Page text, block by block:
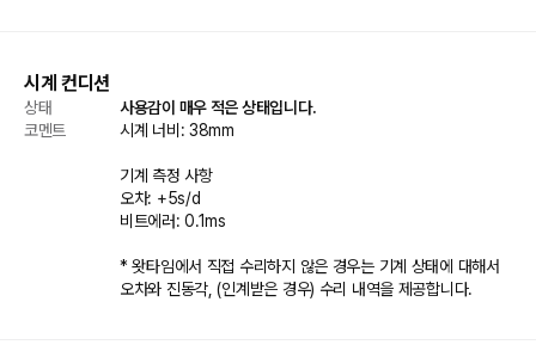
시계 컨디션
상태
사용감이 매우 적은 상태입니다.
코멘트
시계 너비: 38mm
기계 측정 사항
오차: +5s/d
비트에러: 0.1ms
* 왓타임에서 직접 수리하지 않은 경우는 기계 상태에 대해서
오차와 진동각, (인계받은 경우) 수리 내역을 제공합니다.